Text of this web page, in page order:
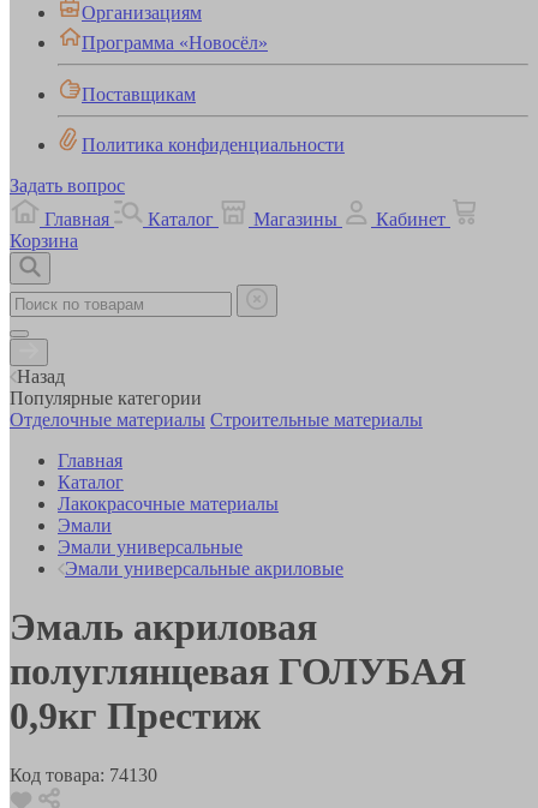
Организациям
Программа «Новосёл»
Поставщикам
Политика конфиденциальности
Задать вопрос
Главная
Каталог Магазины
Кабинет
Корзина
Назад
Популярные категории
Отделочные материалы Строительные материалы
Главная
Каталог
Лакокрасочные материалы
Эмали
Эмали универсальные
Эмали универсальные акриловые
Эмаль акриловая
полуглянцевая ГОЛУБАЯ
0,9кг Престиж
Код товара: 74130